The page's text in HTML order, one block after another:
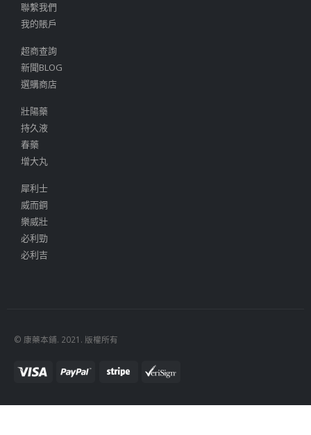
聯繫我們
我的賬戶
超商查詢
新聞BLOG
選購商店
壯陽藥
持久液
春藥
增大丸
犀利士
威而鋼
樂威壯
必利勁
必利吉
© 康藥本鋪. 2021. 版權所有